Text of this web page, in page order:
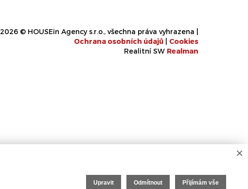
2026 © HOUSEin Agency s.r.o., všechna práva vyhrazena |
Ochrana osobních údajů
Cookies
Realitní SW Realman
×
Upravit Odmítnout Přijímám vše